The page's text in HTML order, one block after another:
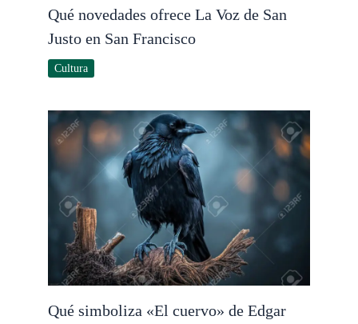
Qué novedades ofrece La Voz de San
Justo en San Francisco
Cultura
Qué simboliza «El cuervo» de Edgar